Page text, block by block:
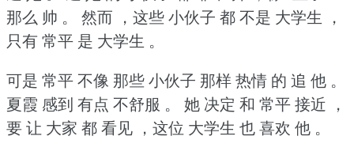
那么 帅 。
然而 ，这些 小伙子 都 不是 大学生 ，
只有 常平 是 大学生 。
可是 常平 不像 那些 小伙子 那样 热情 的 追 他 。
夏霞 感到 有点 不舒服 。
她 决定 和 常平 接近 ，
要 让 大家 都 看见 ，这位 大学生 也 喜欢 他 。